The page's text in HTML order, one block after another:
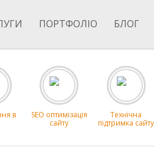
ПОРТФОЛІО БЛОГ
в
SEO оптимізація
сайту
Технічна
підтримка сайту